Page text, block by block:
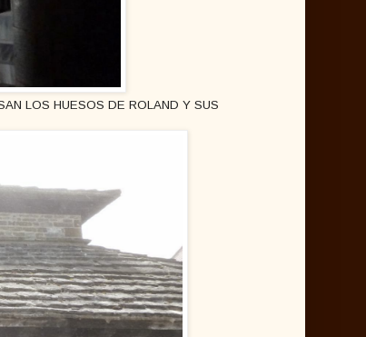
LOS HUESOS DE ROLAND Y SUS